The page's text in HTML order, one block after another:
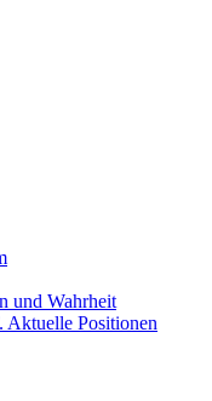
und Wahrheit
Positionen